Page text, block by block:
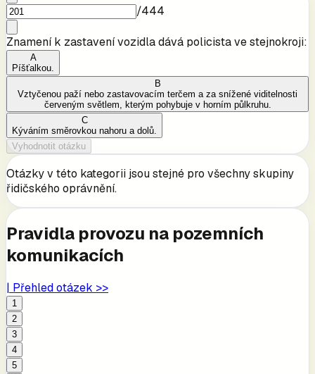
/444
Znamení k zastavení vozidla dává policista ve stejnokroji:
A
Píšťalkou.
B
Vztyčenou paží nebo zastavovacím terčem a za snížené viditelnosti
červeným světlem, kterým pohybuje v horním půlkruhu.
C
Kýváním směrovkou nahoru a dolů.
Vyhodnotit otázku
Otázky v této kategorii jsou stejné pro všechny skupiny
řidičského oprávnění.
Pravidla provozu na pozemních
komunikacích
| Přehled otázek >>
1
2
3
4
5